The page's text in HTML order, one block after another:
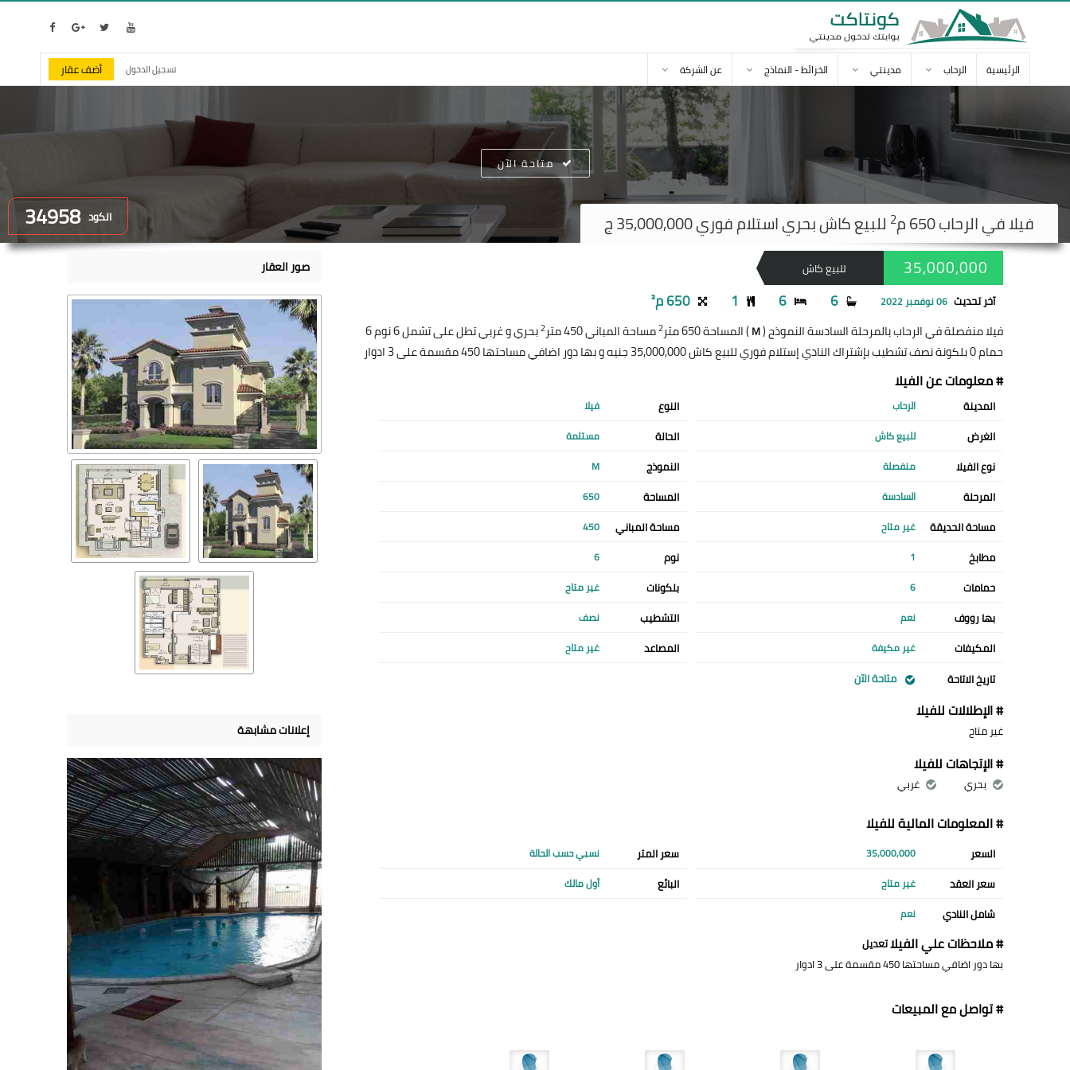
الرئيسية الرحاب مدينتي الخرائط - النماذج عن الشركة تسجيل الدخول أضف عقار
الكود 34958 فيلا فيالرحاب 2 للبيع كاش بحري استلام فوري 35,000,000 ج
متاحة الآن
للبيع كاش 35,000,000
آخر تحديث 06 نوفمبر 2022 6
6
1 650 م²
فيلا منفصلة في الرحاب بالمرحلة السادسة النموذج (M) المساحة 650 متر 2مساحة المباني 450 متر 2
بحري و غربي تطل على تشمل 6 نوم 6
حمام 0 بلكونة نصف تشطيب بإشتراك النادي إستلام فوري للبيع كاش 35,000,000 جنيه و بها دور اضافي مساحتها 450 مقسمة على 3 ادوار
# معلومات عن الفيلا
المدينة الرحاب النوع فيلا
الغرض للبيع كاش الحالة مستلمة
نوع الفيلا منفصلة النموذج M
المرحلة السادسة المساحة 650
مساحة الحديقة غير متاح مساحة المباني 450
مطابخ 1 نوم 6
حمامات 6 بلكونات غير متاح
بها رووف نعم التشطيب نصف
المكيفات غير مكيفة المصاعد غير متاح
تاريخ الاتاحة متاحة الآن
# الإطلالات للفيلا
غير متاح
# الإتجاهات للفيلا
بحري غربي
# المعلومات المالية للفيلا
السعر 35,000,000 سعر المتر نسبي حسب الحالة
سعر العقد غير متاح البائع أول مالك
شامل النادي نعم
# ملاحظات علي الفيلاتعديل
بها دور اضافي مساحتها 450 مقسمة على 3 ادوار
# تواصل مع المبيعات
صور العقار
إعلانات مشابهة